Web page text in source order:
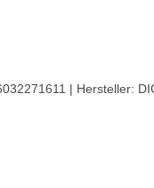
| Hersteller: